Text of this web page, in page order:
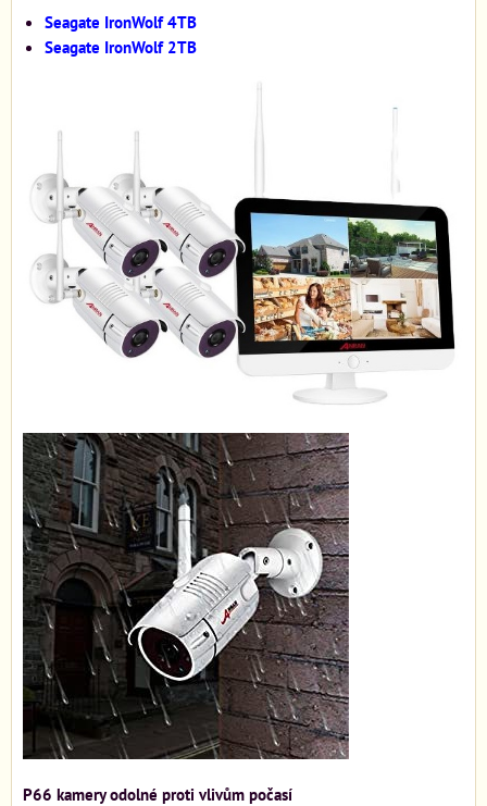
Seagate IronWolf 4TB
Seagate IronWolf 2TB
P66 kamery odolné proti vlivům počasí